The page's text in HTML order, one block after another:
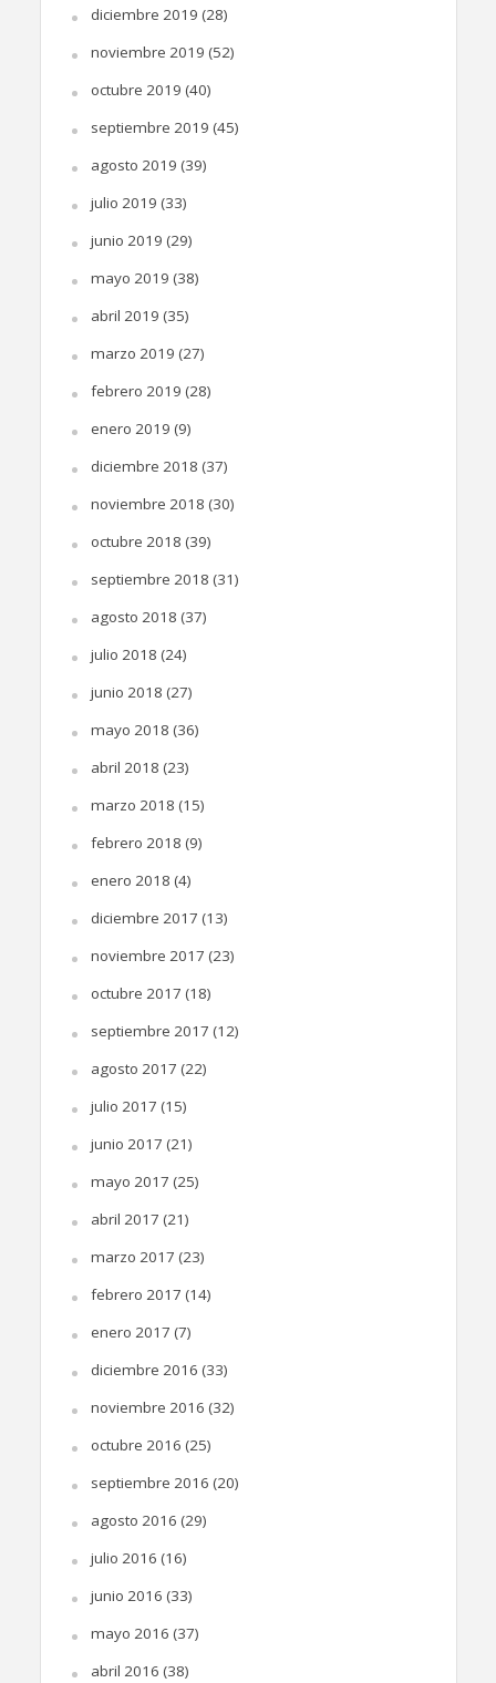
diciembre 2019 (28)
noviembre 2019 (52)
octubre 2019 (40)
septiembre 2019 (45)
agosto 2019 (39)
julio 2019 (33)
junio 2019 (29)
mayo 2019 (38)
abril 2019 (35)
marzo 2019 (27)
febrero 2019 (28)
enero 2019 (9)
diciembre 2018 (37)
noviembre 2018 (30)
octubre 2018 (39)
septiembre 2018 (31)
agosto 2018 (37)
julio 2018 (24)
junio 2018 (27)
mayo 2018 (36)
abril 2018 (23)
marzo 2018 (15)
febrero 2018 (9)
enero 2018 (4)
diciembre 2017 (13)
noviembre 2017 (23)
octubre 2017 (18)
septiembre 2017 (12)
agosto 2017 (22)
julio 2017 (15)
junio 2017 (21)
mayo 2017 (25)
abril 2017 (21)
marzo 2017 (23)
febrero 2017 (14)
enero 2017 (7)
diciembre 2016 (33)
noviembre 2016 (32)
octubre 2016 (25)
septiembre 2016 (20)
agosto 2016 (29)
julio 2016 (16)
junio 2016 (33)
mayo 2016 (37)
abril 2016 (38)